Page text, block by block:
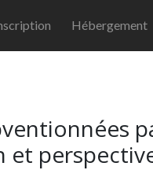
Hébergement
et